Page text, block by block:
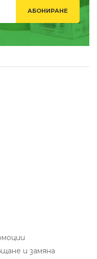
АБОНИРАНЕ
и замяна